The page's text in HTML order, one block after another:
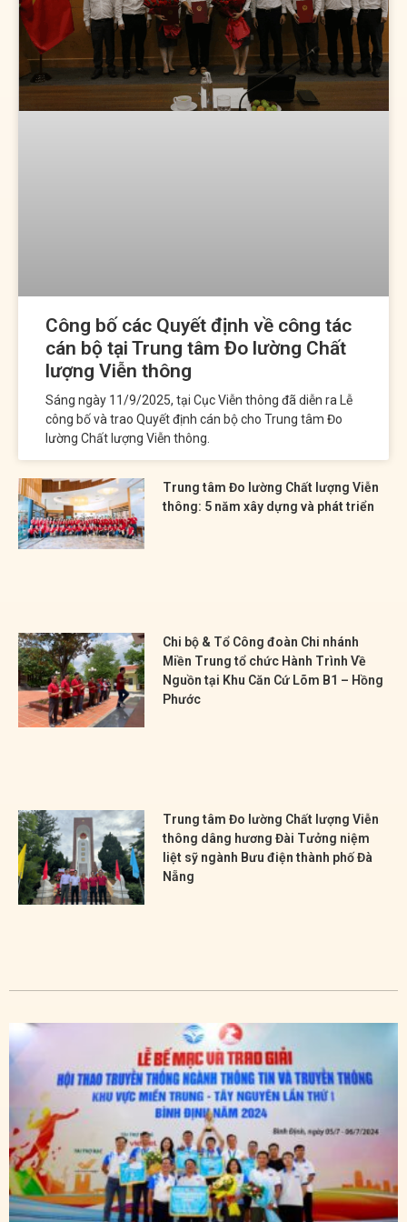
nghiệm
bản
Công bố các Quyết định về công tác
cán bộ tại Trung tâm Đo lường Chất
lượng Viễn thông
Sáng ngày 11/9/2025, tại Cục Viễn thông đã diễn ra Lễ
công bố và trao Quyết định cán bộ cho Trung tâm Đo
lường Chất lượng Viễn thông.
Trung tâm Đo lường Chất lượng Viễn
thông: 5 năm xây dựng và phát triển
Chi bộ & Tổ Công đoàn Chi nhánh
Miền Trung tổ chức Hành Trình Về
Nguồn tại Khu Căn Cứ Lõm B1 – Hồng
Phước
Trung tâm Đo lường Chất lượng Viễn
thông dâng hương Đài Tưởng niệm
liệt sỹ ngành Bưu điện thành phố Đà
Nẵng